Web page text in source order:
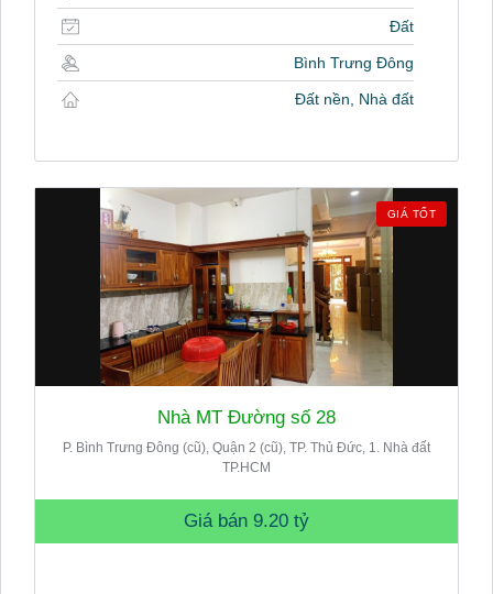
Đất
Bình Trưng Đông
Đất nền, Nhà đất
GIÁ TỐT
Nhà MT Đường số 28
P. Bình Trưng Đông (cũ), Quận 2 (cũ), TP. Thủ Đức, 1. Nhà đất
TP.HCM
Giá bán 9.20 tỷ